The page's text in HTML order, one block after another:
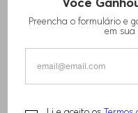
Preencha o formulário e
em
CAMISA SLIM FIT
ALGODÃO EASY
R$ 1.110,00